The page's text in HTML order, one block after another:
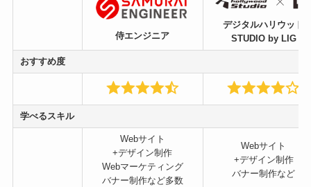
侍エンジニア
デジタルハリウッド
STUDIO by LIG
おすすめ度
学べるスキル
Webサイト
+デザイン制作
Webマーケティング
バナー制作など多数
Webサイト
+デザイン制作
バナー制作など